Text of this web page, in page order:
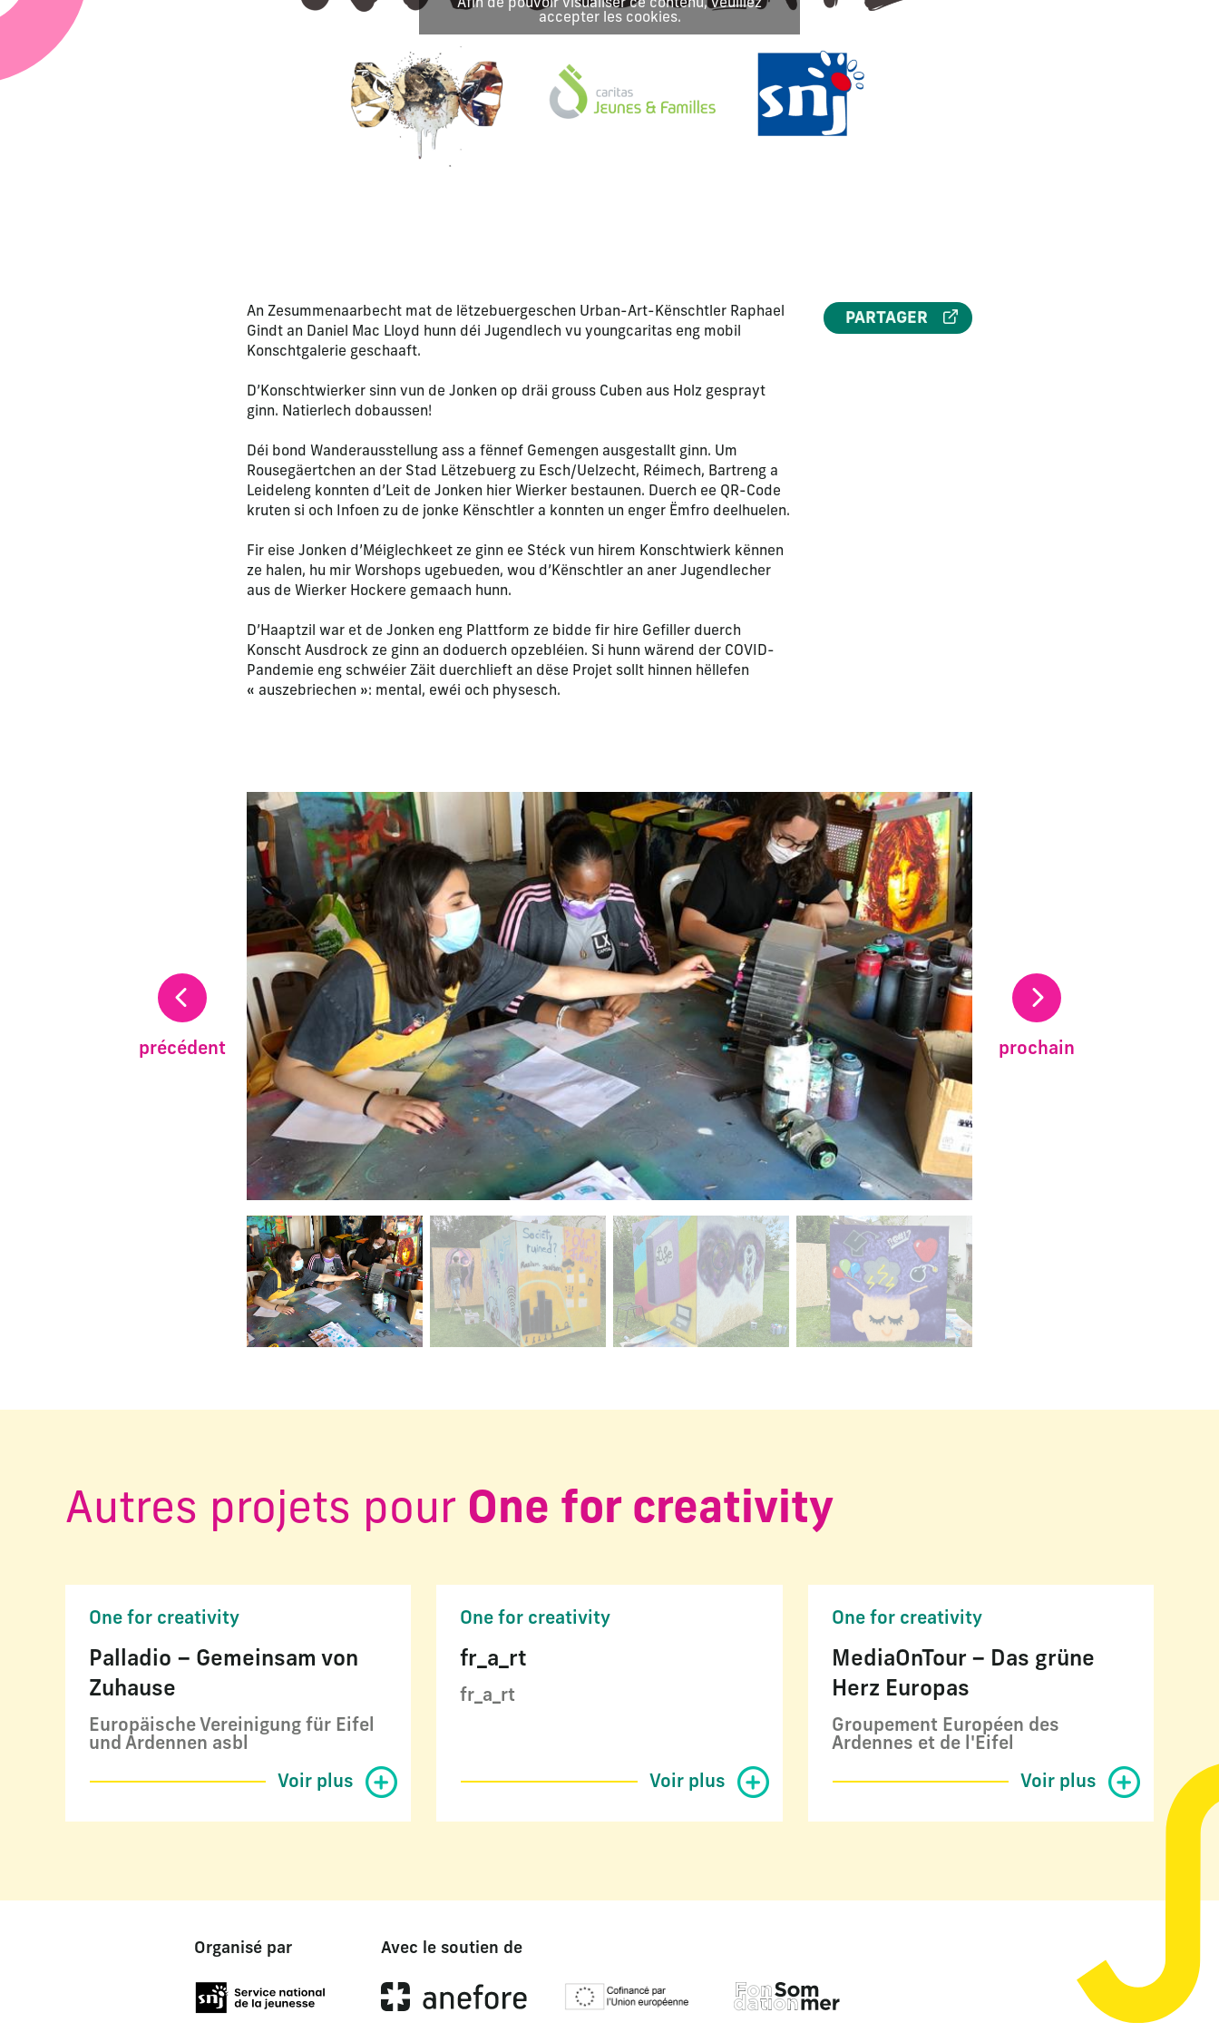
Afin de pouvoir visualiser ce contenu, veuillez
accepter les cookies.
An Zesummenaarbecht mat de lëtzebuergeschen Urban-Art-Kënschtler Raphael
Gindt an Daniel Mac Lloyd hunn déi Jugendlech vu youngcaritas eng mobil
Konschtgalerie geschaaft.
D’Konschtwierker sinn vun de Jonken op dräi grouss Cuben aus Holz gesprayt
ginn. Natierlech dobaussen!
Déi bond Wanderausstellung ass a fënnef Gemengen ausgestallt ginn. Um
Rousegäertchen an der Stad Lëtzebuerg zu Esch/Uelzecht, Réimech, Bartreng a
Leideleng konnten d’Leit de Jonken hier Wierker bestaunen. Duerch ee QR-Code
kruten si och Infoen zu de jonke Kënschtler a konnten un enger Ëmfro deelhuelen.
Fir eise Jonken d’Méiglechkeet ze ginn ee Stéck vun hirem Konschtwierk kënnen
ze halen, hu mir Worshops ugebueden, wou d’Kënschtler an aner Jugendlecher
aus de Wierker Hockere gemaach hunn.
D’Haaptzil war et de Jonken eng Plattform ze bidde fir hire Gefiller duerch
Konscht Ausdrock ze ginn an doduerch opzebléien. Si hunn wärend der COVID-
Pandemie eng schwéier Zäit duerchlieft an dëse Projet sollt hinnen hëllefen
« auszebriechen »: mental, ewéi och physesch.
PARTAGER
La modification de la diapositive actuelle de ce carrousel modifiera la diapositive actuelle du carrousel de vignettes qui suit.
précédent prochain
Changer la diapositive actuelle de ce carrousel changera la diapositive actuelle du carrousel d'images principales précédent
Autres projets pour One for creativity
One for creativity
Palladio – Gemeinsam von
Zuhause
Europäische Vereinigung für Eifel
und Ardennen asbl
Voir plus
One for creativity
fr_a_rt
fr_a_rt
Voir plus
One for creativity
MediaOnTour – Das grüne
Herz Europas
Groupement Européen des
Ardennes et de l'Eifel
Voir plus
Organisé par Avec le soutien de